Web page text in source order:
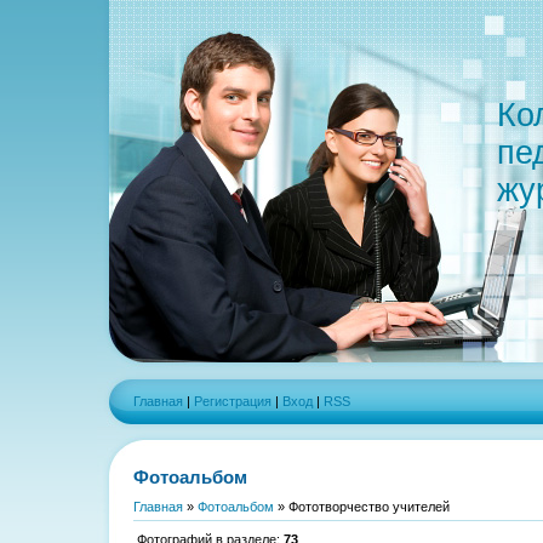
Главная | Регистрация | Вход | RSS
Фотоальбом
Главная » Фотоальбом » Фототворчество учителей
Фотографий в разделе: 73